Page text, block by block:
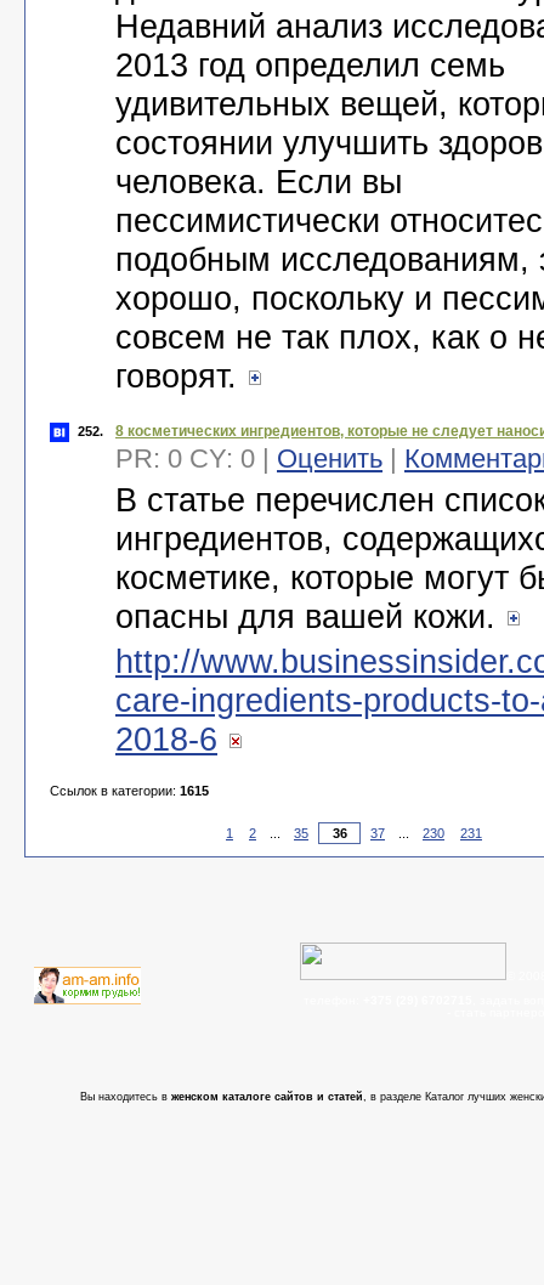
Недавний анализ
2013 год определил семь
удивительных вещей,
состоянии улучшить
человека. Если вы
пессимистически
подобным исследованиям,
хорошо, поскольку и
совсем не так плох, как о
говорят.
252. 8 косметических ингредиентов, которые не следует
PR: 0 CY: 0 | Оценить |
В статье перечислен
ингредиентов,
косметике, которые могут
опасны для вашей кожи.
http://
care-ingredients-products-
2018-6
Ссылок в категории: 1615
1 2 35 37 230 231
Вы находитесь в женском каталоге сайтов и статей, в разделе Каталог лучших